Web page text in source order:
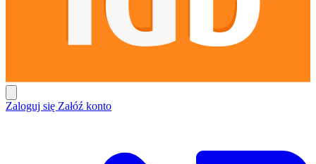
Zaloguj się Załóź konto